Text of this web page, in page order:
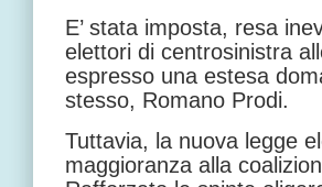
E’ stata imposta, resa
elettori di centrosinistra
espresso una estesa
stesso, Romano Prodi.
Tuttavia, la nuova legge
maggioranza alla